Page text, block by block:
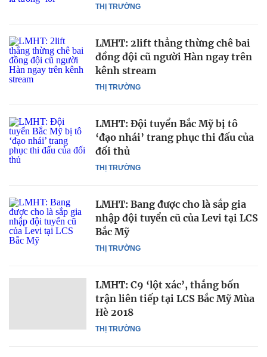
THỊ TRƯỜNG
THỊ TRƯỜNG
LMHT: 2lift thẳng thừng chê bai
đồng đội cũ người Hàn ngay trên
kênh stream
THỊ TRƯỜNG
LMHT: Đội tuyển Bắc Mỹ bị tô
‘đạo nhái’ trang phục thi đấu của
đối thủ
THỊ TRƯỜNG
LMHT: Bang được cho là sắp gia
nhập đội tuyển cũ của Levi tại LCS
Bắc Mỹ
THỊ TRƯỜNG
LMHT: C9 ‘lột xác’, thắng bốn
trận liên tiếp tại LCS Bắc Mỹ Mùa
Hè 2018